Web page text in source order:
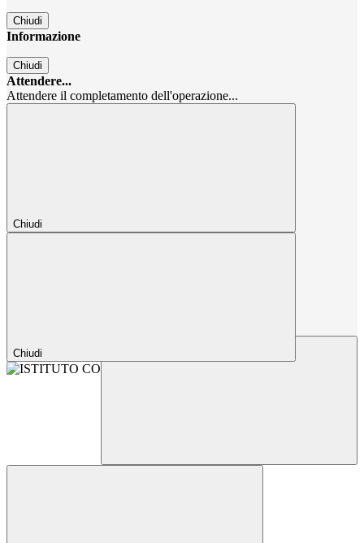
Chiudi
Informazione
Chiudi
Attendere...
Attendere il completamento dell'operazione...
Chiudi
Chiudi